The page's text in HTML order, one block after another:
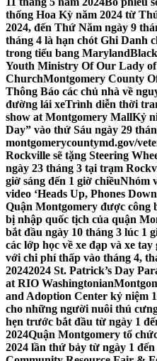
thống Hoa Kỳ năm 2024 từ
2024, đến Thứ Năm ngày 9
tháng 4 là hạn chót Ghi Danh
trong tiểu bang Maryland
Youth Ministry Of Our Lady
ChurchMontgomery County
Thông Báo các chủ nhà về
đường lái xeTrình diễn thời
show at Montgomery MallKỷ
Day” vào thứ Sáu ngày 29
montgomerycountymd.gov/
Rockville sẽ tặng Steering
ngày 23 tháng 3 tại trạm
giờ sáng đến 1 giờ chiềuNhóm
video ‘Heads Up, Phones
Quận Montgomery được công
bị nhập quốc tịch của quận
bắt đầu ngày 10 tháng 3 lúc 1
các lớp học về xe đạp và xe
với chi phí thấp vào tháng 4,
20242024 St. Patrick’s Day
at RIO Washingtonian
and Adoption Center kỷ niệm
cho những người nuôi thú
hẹn trước bắt đầu từ ngày 1
2024Quận Montgomery tổ
2024 lần thứ bảy từ ngày 1